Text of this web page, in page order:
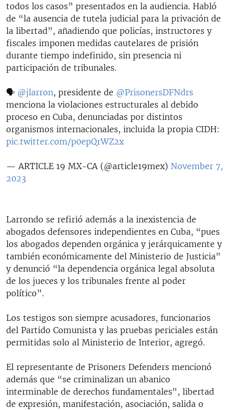
todos los casos” presentados en la audiencia. Habló
de “la ausencia de tutela judicial para la privación de
la libertad”, añadiendo que policías, instructores y
fiscales imponen medidas cautelares de prisión
durante tiempo indefinido, sin presencia ni
participación de tribunales.
🗣️ @jlarron, presidente de @PrisonersDFNdrs
menciona la violaciones estructurales al debido
proceso en Cuba, denunciadas por distintos
organismos internacionales, incluida la propia CIDH:
pic.twitter.com/p0epQrWZ2x
— ARTICLE 19 MX-CA (@article19mex) November 7,
2023
Larrondo se refirió además a la inexistencia de
abogados defensores independientes en Cuba, “pues
los abogados dependen orgánica y jerárquicamente y
también económicamente del Ministerio de Justicia"
y denunció “la dependencia orgánica legal absoluta
de los jueces y los tribunales frente al poder
político”.
Los testigos son siempre acusadores, funcionarios
del Partido Comunista y las pruebas periciales están
permitidas solo al Ministerio de Interior, agregó.
El representante de Prisoners Defenders mencionó
además que “se criminalizan un abanico
interminable de derechos fundamentales", libertad
de expresión, manifestación, asociación, salida o